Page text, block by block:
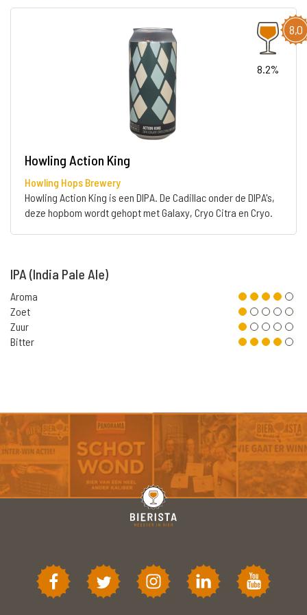
8,0
8.2%
Howling Action King
Howling Hops Brewery
Howling Action King is een DIPA. De Cadillac onder de DIPA's,
deze hopbom wordt gehopt met Galaxy, Cryo Citra en Cryo.
IPA (India Pale Ale)
Aroma
Zoet
Zuur
Bitter